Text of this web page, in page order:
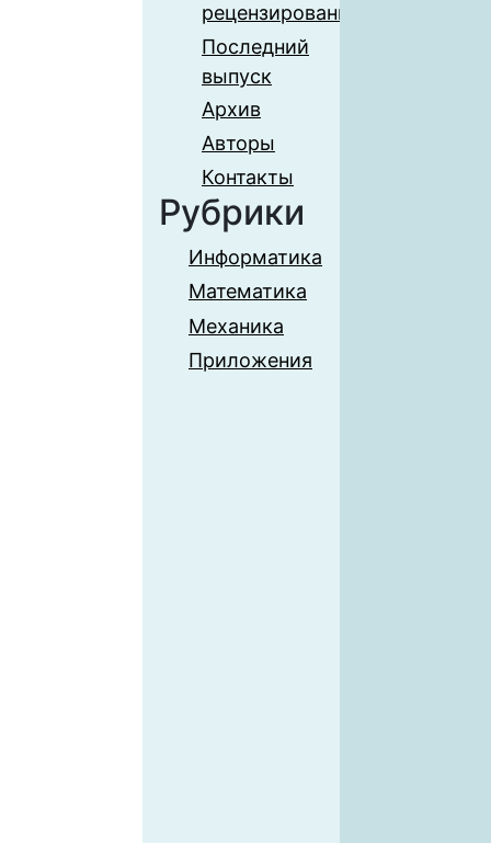
рецензирования
Последний
выпуск
Архив
Авторы
Контакты
Рубрики
Информатика
Математика
Механика
Приложения